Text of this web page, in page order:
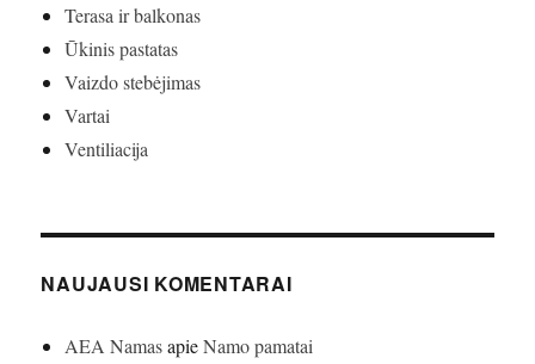
Terasa ir balkonas
Ūkinis pastatas
Vaizdo stebėjimas
Vartai
Ventiliacija
NAUJAUSI KOMENTARAI
AEA NamasapieNamo pamatai